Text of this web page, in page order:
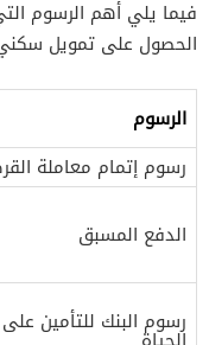
فيما يلي أهم الرسوم
الحصول على تمويل
الرسوم
رسوم إتمام معاملة
الدفع المسبق
رسوم البنك للتأمين على